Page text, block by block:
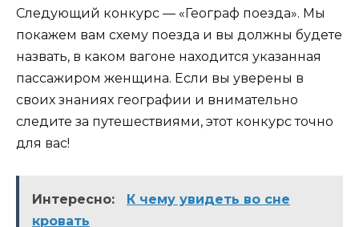
Следующий конкурс — «Географ поезда». Мы
покажем вам схему поезда и вы должны будете
назвать, в каком вагоне находится указанная
пассажиром женщина. Если вы уверены в
своих знаниях географии и внимательно
следите за путешествиями, этот конкурс точно
для вас!
Интересно:
К чему увидеть во сне
кровать